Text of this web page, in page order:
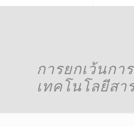
การยกเว้นกา
เทคโนโลยีสา